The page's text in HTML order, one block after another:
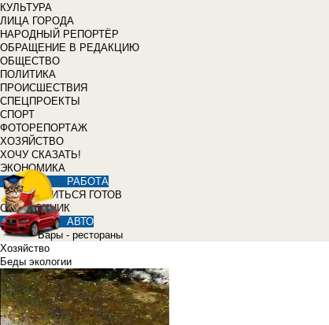
КУЛЬТУРА
ЛИЦА ГОРОДА
НАРОДНЫЙ РЕПОРТЁР
ОБРАЩЕНИЕ В РЕДАКЦИЮ
ОБЩЕСТВО
ПОЛИТИКА
ПРОИСШЕСТВИЯ
СПЕЦПРОЕКТЫ
СПОРТ
ФОТОРЕПОРТАЖ
ХОЗЯЙСТВО
ХОЧУ СКАЗАТЬ!
ЭКОНОМИКА
РАБОТА
УЧИТЬСЯ ГОТОВ
СПРАВОЧНИК
АВТО
Бары - рестораны
Хозяйство
Беды экологии